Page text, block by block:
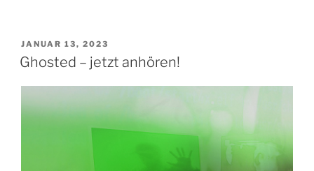
VERÖFFENTLICHT
AM
JANUAR 13, 2023
Ghosted – jetzt anhören!